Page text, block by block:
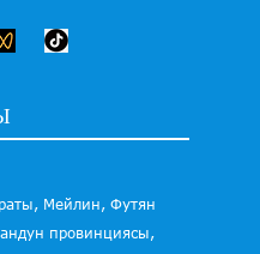
Мейлин, Футян
провинциясы,